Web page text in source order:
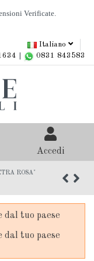
Italiano
0831 843583
Accedi
ROSA"
dal tuo paese
dal tuo paese